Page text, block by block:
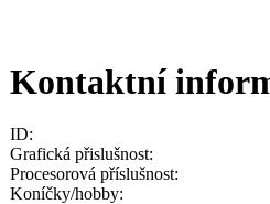
Kontaktní
ID:
Grafická přislušnost:
Procesorová příslušnost:
Koníčky/hobby: